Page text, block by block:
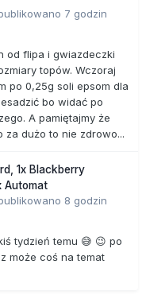
7 godzin
od flipa i gwiazdeczki
topów. Wczoraj
po 0,25g soli epsom dla
bo widać po
A pamiętajmy że
za dużo to nie zdrowo...
1x Blackberry
Automat
8 godzin
tydzień temu 😅 😉 po
może coś na temat